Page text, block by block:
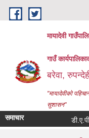
Skip to main content
मायादेवी
गाउँ
बरेवा,
"मायादेवीको
सुशासन"
समाचार डी.ए.पी